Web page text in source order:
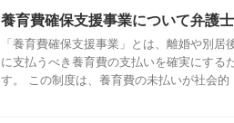
養育費確保支援事業について弁護
「養育費確保支援事業」とは、離婚や別
に支払うべき養育費の支払いを確実にする
す。 この制度は、養育費の未払いが社会的